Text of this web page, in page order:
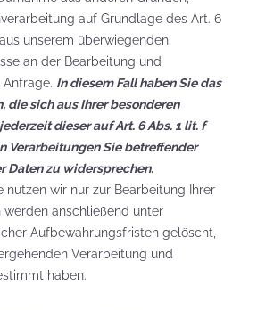
auf Grundlage des Art. 6
unserem überwiegenden
an der Bearbeitung und
In diesem Fall haben Sie das
die sich aus Ihrer besonderen
dieser auf Art. 6 Abs. 1 lit. f
Verarbeitungen Sie betreffender
Daten zu widersprechen.
nutzen wir nur zur Bearbeitung Ihrer
werden anschließend unter
Aufbewahrungsfristen gelöscht,
Verarbeitung und
haben.